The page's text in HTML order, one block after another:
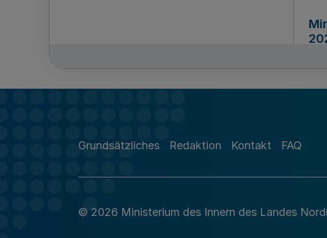
Grundsätzliches Redaktion Kontakt FAQ
© 2026 Ministerium des Innern des Landes